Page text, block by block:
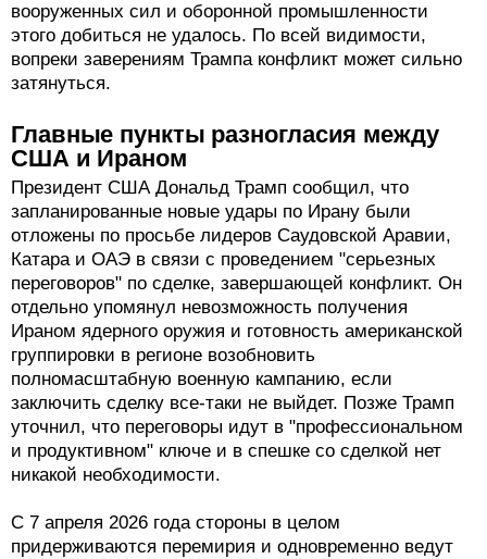
вооруженных сил и оборонной промышленности
этого добиться не удалось. По всей видимости,
вопреки заверениям Трампа конфликт может сильно
затянуться.
Главные пункты разногласия между
США и Ираном
Президент США Дональд Трамп сообщил, что
запланированные новые удары по Ирану были
отложены по просьбе лидеров Саудовской Аравии,
Катара и ОАЭ в связи с проведением "серьезных
переговоров" по сделке, завершающей конфликт. Он
отдельно упомянул невозможность получения
Ираном ядерного оружия и готовность американской
группировки в регионе возобновить
полномасштабную военную кампанию, если
заключить сделку все-таки не выйдет. Позже Трамп
уточнил, что переговоры идут в "профессиональном
и продуктивном" ключе и в спешке со сделкой нет
никакой необходимости.
С 7 апреля 2026 года стороны в целом
придерживаются перемирия и одновременно ведут